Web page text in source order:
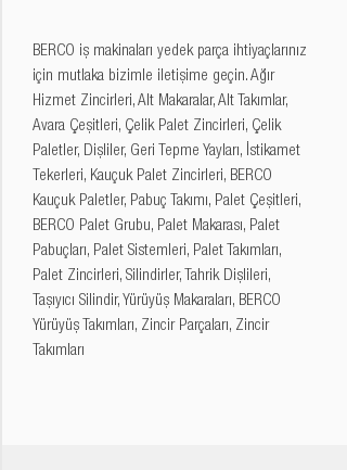
BERCO iş makinaları yedek parça ihtiyaçlarınız
için mutlaka bizimle iletişime geçin. Ağır
Hizmet Zincirleri, Alt Makaralar, Alt Takımlar,
Avara Çeşitleri, Çelik Palet Zincirleri, Çelik
Paletler, Dişliler, Geri Tepme Yayları, İstikamet
Tekerleri, Kauçuk Palet Zincirleri, BERCO
Kauçuk Paletler, Pabuç Takımı, Palet Çeşitleri,
BERCO Palet Grubu, Palet Makarası, Palet
Pabuçları, Palet Sistemleri, Palet Takımları,
Palet Zincirleri, Silindirler, Tahrik Dişlileri,
Taşıyıcı Silindir, Yürüyüş Makaraları, BERCO
Yürüyüş Takımları, Zincir Parçaları, Zincir
Takımları